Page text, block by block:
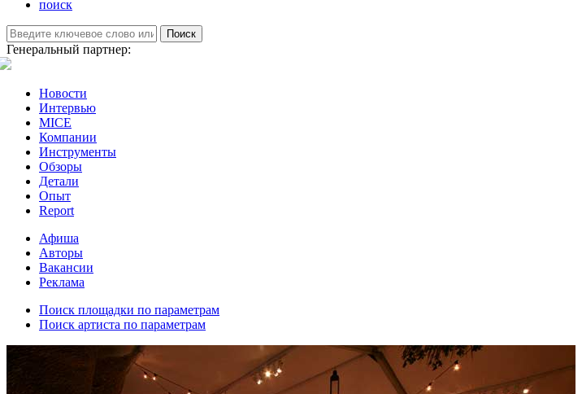
поиск
Поиск
Генеральный партнер:
Новости
Интервью
MICE
Компании
Инструменты
Обзоры
Детали
Опыт
Report
Афиша
Авторы
Вакансии
Реклама
Поиск площадки по параметрам
Поиск артиста по параметрам